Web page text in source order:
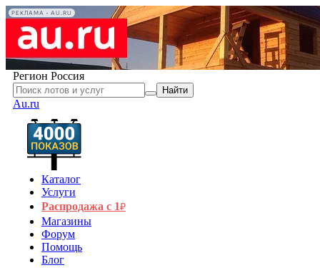
РЕКЛАМА • AU.RU
Регион Россия
Найти
Au.ru
Каталог
Услуги
Распродажа с 1₽
Магазины
Форум
Помощь
Блог